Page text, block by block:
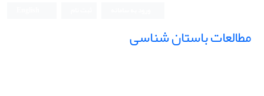
مطالعات باستان شناسی